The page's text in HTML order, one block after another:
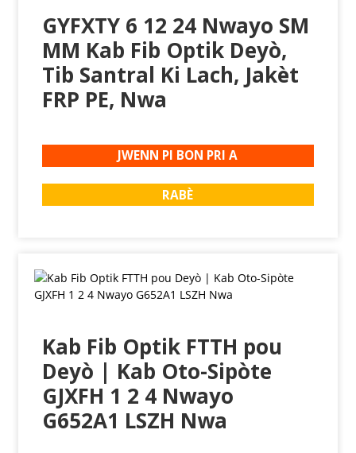
GYFXTY 6 12 24 Nwayo SM
MM Kab Fib Optik Deyò,
Tib Santral Ki Lach, Jakèt
FRP PE, Nwa
JWENN PI BON PRI A
RABÈ
Kab Fib Optik FTTH pou
Deyò | Kab Oto-Sipòte
GJXFH 1 2 4 Nwayo
G652A1 LSZH Nwa